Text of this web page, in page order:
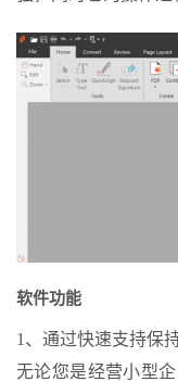
软件功能
1、通过快速支持保
无论您是经营小型